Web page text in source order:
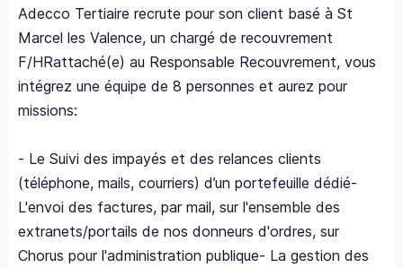
Adecco Tertiaire recrute pour son client basé à St
Marcel les Valence, un chargé de recouvrement
F/HRattaché(e) au Responsable Recouvrement, vous
intégrez une équipe de 8 personnes et aurez pour
missions:
- Le Suivi des impayés et des relances clients
(téléphone, mails, courriers) d’un portefeuille dédié-
L'envoi des factures, par mail, sur l'ensemble des
extranets/portails de nos donneurs d'ordres, sur
Chorus pour l'administration publique- La gestion des